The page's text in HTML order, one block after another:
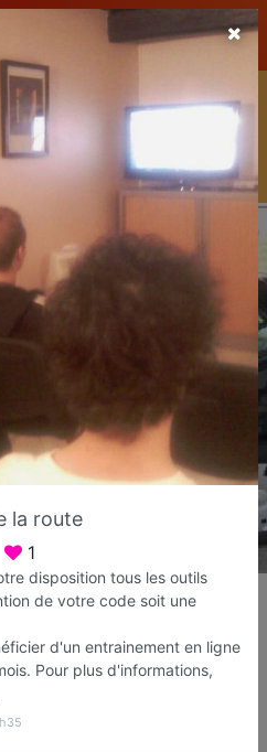
Play Store
l'app LaCarte pour suivre vos
et ne rien rater !
Start Up
la route
1
disposition tous les outils
de votre code soit une
d'un entrainement en ligne
Pour plus d'informations,